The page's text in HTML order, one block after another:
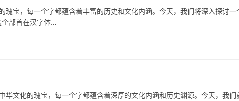
，每一个字都蕴含着丰富的历史和文化内涵。今天，我们将深入探讨一
个部首在汉字体…
华文化的瑰宝，每一个字都蕴含着深厚的文化内涵和历史渊源。今天，我们